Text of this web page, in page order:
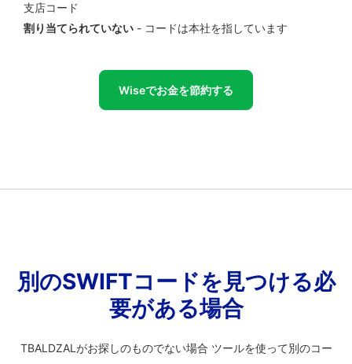
支店コード
割り当てられていない - コードは本社を指しています
Wiseでお金を節約する
別のSWIFTコードを見つける必
要がある場合
TBALDZALがお探しのものでない場合 ツールを使って別のコー